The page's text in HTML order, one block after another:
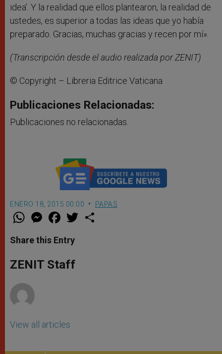
idea’. Y la realidad que ellos plantearon, la realidad de
ustedes, es superior a todas las ideas que yo había
preparado. Gracias, muchas gracias y recen por mí».
(Transcripción desde el audio realizada por ZENIT)
© Copyright – Libreria Editrice Vaticana
Publicaciones Relacionadas:
Publicaciones no relacionadas.
ENERO 18, 2015 00:00 PAPAS
W
t
s
p
p
M
e
s
e
g
e
F
a
e
b
o
k
w
Share this Entry
ZENIT Staff
View all articles